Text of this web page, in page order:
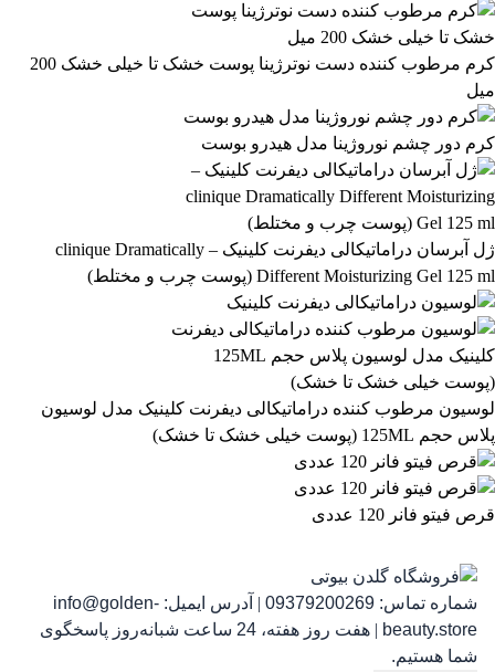
اعمال فیلتر قیمت
وضعیت کالا
نمایش کالاهای موجود
فیلتر بر اساس برند:
COSRX 17
فیلتر بر اساس دسته بندی:
آرایشی و بهداشتی 558 بهداشتی و پوستی
رژ لب مدادی لچیک
گران‌ترین موجودها اول
کرم مرطوب کننده دست نوترژینا پوست خشک تا خیلی خشک 200
میل
کرم دور چشم نوروژینا مدل هیدرو بوست
ژل آبرسان دراماتیکالی دیفرنت کلینیک – clinique Dramatically
Different Moisturizing Gel 125 ml (پوست چرب و مختلط)
لوسیون مرطوب کننده دراماتیکالی دیفرنت کلینیک مدل لوسیون
پلاس حجم 125ML (پوست خیلی خشک تا خشک)
قرص فیتو فانر 120 عددی
شماره تماس: 09379200269
| آدرس ایمیل: info@golden-
beauty.store
|
هفت روز هفته، 24 ساعت شبانه‌روز پاسخگوی
شما هستیم.